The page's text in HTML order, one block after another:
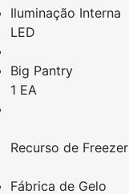
Iluminação Interna
LED
Big Pantry
1 EA
Recurso de Freezer
Fábrica de Gelo